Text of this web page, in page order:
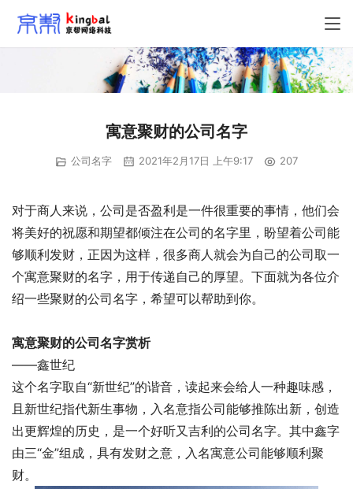
寓意聚财的公司名字
公司名字 2021年2月17日 上午9:17 207
对于商人来说，公司是否盈利是一件很重要的事情，他们会
将美好的祝愿和期望都倾注在公司的名字里，盼望着公司能
够顺利发财，正因为这样，很多商人就会为自己的公司取一
个寓意聚财的名字，用于传递自己的厚望。下面就为各位介
绍一些聚财的公司名字，希望可以帮助到你。
寓意聚财的公司名字赏析
——鑫世纪
这个名字取自“新世纪”的谐音，读起来会给人一种趣味感，
且新世纪指代新生事物，入名意指公司能够推陈出新，创造
出更辉煌的历史，是一个好听又吉利的公司名字。其中鑫字
由三“金”组成，具有发财之意，入名寓意公司能够顺利聚
财。